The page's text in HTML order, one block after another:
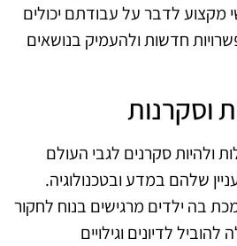
מקצוע לדבר על עבודתם יכולים
חדשות ולהעמיק בנושאים
וסקרנות
ולהיות סקרנים לגבי העולם
שלהם במדע ובטכנולוגיה.
בה ילדים מרגישים בנוח לחקור
לדיונים וגילויים